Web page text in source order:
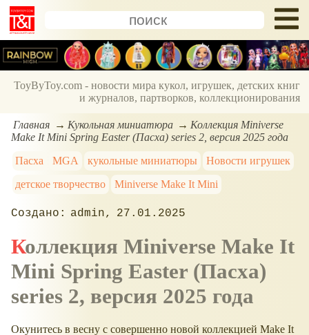
ToyByToy.com - новости мира кукол, игрушек, детских книг
и журналов, партворков, коллекционирования
Главная Кукольная миниатюра
Коллекция Miniverse
Make It Mini Spring Easter (Пасха) series 2, версия 2025 года
Пасха
MGA кукольные миниатюры
Новости игрушек
детское творчество
Miniverse Make It Mini
admin 27.01.2025
Коллекция Miniverse Make It
Mini Spring Easter (Пасха)
series 2, версия 2025 года
Окунитесь в весну с совершенно новой коллекцией Make It